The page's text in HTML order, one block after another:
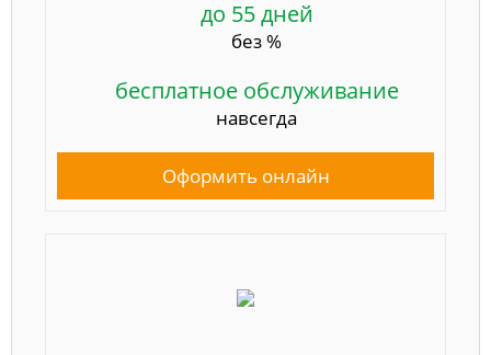
до 55 дней
без %
бесплатное обслуживание
навсегда
Оформить онлайн